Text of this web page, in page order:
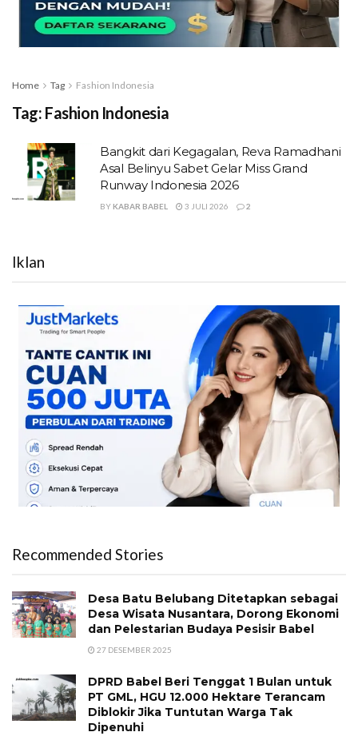
Home Tag Fashion Indonesia
Tag: Fashion Indonesia
Bangkit dari Kegagalan, Reva Ramadhani
Asal Belinyu Sabet Gelar Miss Grand
Runway Indonesia 2026
BY KABAR BABEL 3 JULI 2026 2
Iklan
Recommended Stories
Desa Batu Belubang Ditetapkan sebagai
Desa Wisata Nusantara, Dorong Ekonomi
dan Pelestarian Budaya Pesisir Babel
27 DESEMBER 2025
DPRD Babel Beri Tenggat 1 Bulan untuk
PT GML, HGU 12.000 Hektare Terancam
Diblokir Jika Tuntutan Warga Tak
Dipenuhi